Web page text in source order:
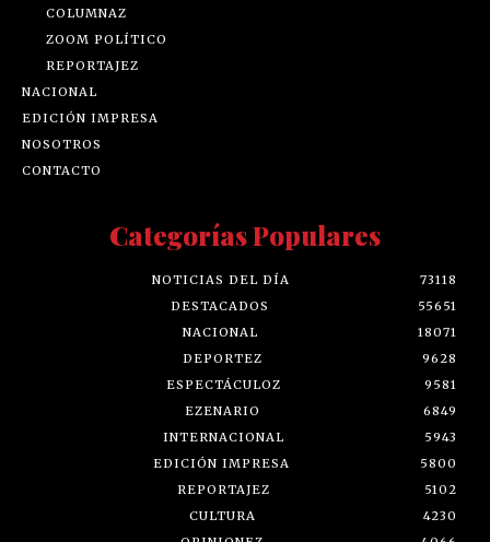
COLUMNAZ
ZOOM POLÍTICO
REPORTAJEZ
NACIONAL
EDICIÓN IMPRESA
NOSOTROS
CONTACTO
Categorías Populares
NOTICIAS DEL DÍA
73118
DESTACADOS
55651
NACIONAL
18071
DEPORTEZ
9628
ESPECTÁCULOZ
9581
EZENARIO
6849
INTERNACIONAL
5943
EDICIÓN IMPRESA
5800
REPORTAJEZ
5102
CULTURA
4230